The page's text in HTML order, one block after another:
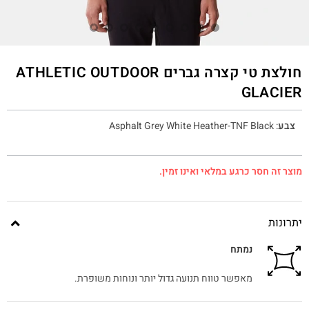
חולצת טי קצרה גברים ATHLETIC OUTDOOR
GLACIER
צבע:
Asphalt Grey White Heather-TNF Black
מוצר זה חסר כרגע במלאי ואינו זמין.
יתרונות
נמתח
מאפשר טווח תנועה גדול יותר ונוחות משופרת.